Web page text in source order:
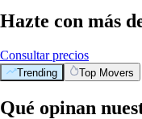
Hazte con más
Consultar precios
Trending Top Movers
Qué opinan